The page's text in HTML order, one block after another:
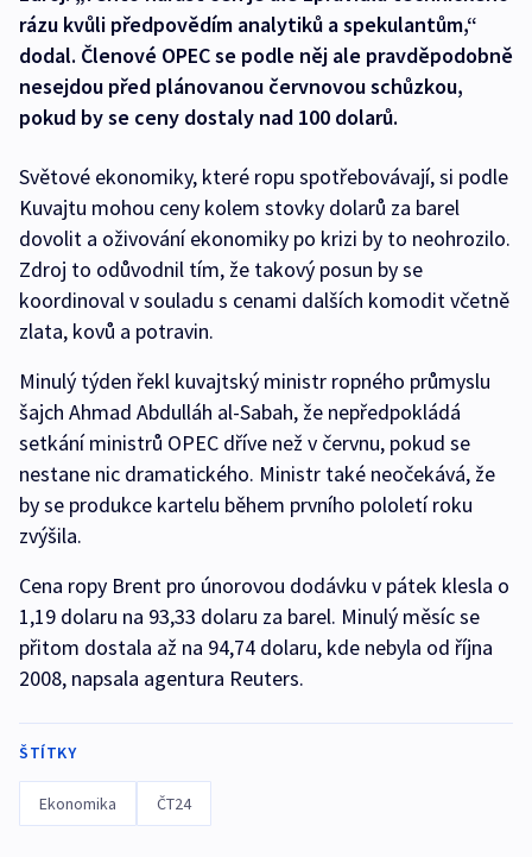
rázu kvůli předpovědím analytiků a spekulantům,“
dodal. Členové OPEC se podle něj ale pravděpodobně
nesejdou před plánovanou červnovou schůzkou,
pokud by se ceny dostaly nad 100 dolarů.
Světové ekonomiky, které ropu spotřebovávají, si podle
Kuvajtu mohou ceny kolem stovky dolarů za barel
dovolit a oživování ekonomiky po krizi by to neohrozilo.
Zdroj to odůvodnil tím, že takový posun by se
koordinoval v souladu s cenami dalších komodit včetně
zlata, kovů a potravin.
Minulý týden řekl kuvajtský ministr ropného průmyslu
šajch Ahmad Abdulláh al-Sabah, že nepředpokládá
setkání ministrů OPEC dříve než v červnu, pokud se
nestane nic dramatického. Ministr také neočekává, že
by se produkce kartelu během prvního pololetí roku
zvýšila.
Cena ropy Brent pro únorovou dodávku v pátek klesla o
1,19 dolaru na 93,33 dolaru za barel. Minulý měsíc se
přitom dostala až na 94,74 dolaru, kde nebyla od října
2008, napsala agentura Reuters.
ŠTÍTKY
Ekonomika ČT24